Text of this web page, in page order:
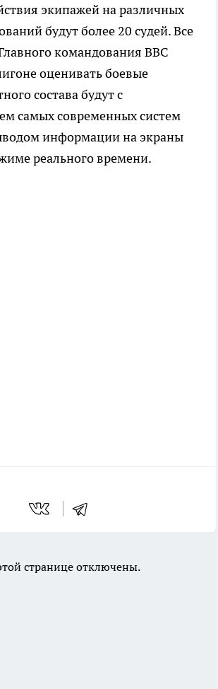
экипажей на различных
будут более 20 судей. Все
командования ВВС
оценивать боевые
состава будут с
самых современных систем
информации на экраны
реального времени.
странице отключены.